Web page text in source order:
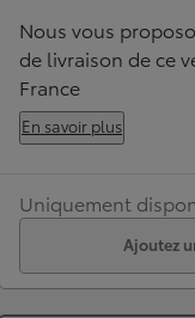
Nous vous
de livraison de ce
France
En savoir plus
Uniquement
Ajoutez